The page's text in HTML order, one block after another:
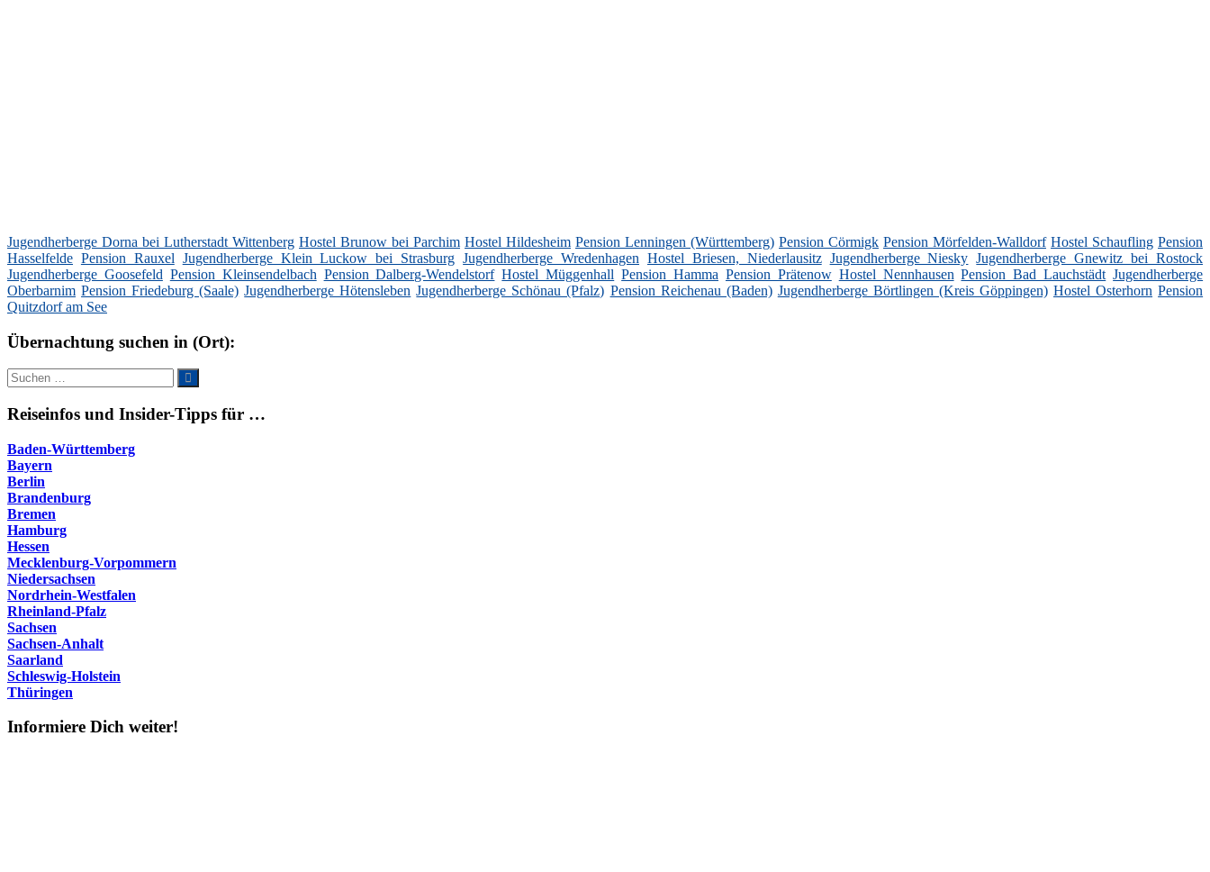
Jugendherberge Dorna bei Lutherstadt Wittenberg Hostel Brunow bei Parchim Hostel Hildesheim Pension Lenningen (Württemberg) Pension Cörmigk Pension Mörfelden-Walldorf Hostel Schaufling Pension
Hasselfelde Pension Rauxel Jugendherberge Klein Luckow bei Strasburg Jugendherberge Wredenhagen Hostel Briesen, Niederlausitz Jugendherberge Niesky Jugendherberge Gnewitz bei Rostock
Jugendherberge Goosefeld Pension Kleinsendelbach Pension Dalberg-Wendelstorf Hostel Müggenhall Pension Hamma Pension Prätenow Hostel Nennhausen Pension Bad Lauchstädt Jugendherberge
Oberbarnim Pension Friedeburg (Saale) Jugendherberge Hötensleben Jugendherberge Schönau (Pfalz) Pension Reichenau (Baden) Jugendherberge Börtlingen (Kreis Göppingen) Hostel Osterhorn Pension
Quitzdorf am See
Übernachtung suchen in (Ort):
Suche
nach:
Suchen
Reiseinfos und Insider-Tipps für …
Baden-Württemberg
Bayern
Berlin
Brandenburg
Bremen
Hamburg
Hessen
Mecklenburg-Vorpommern
Niedersachsen
Nordrhein-Westfalen
Rheinland-Pfalz
Sachsen
Sachsen-Anhalt
Saarland
Schleswig-Holstein
Thüringen
Informiere Dich weiter!